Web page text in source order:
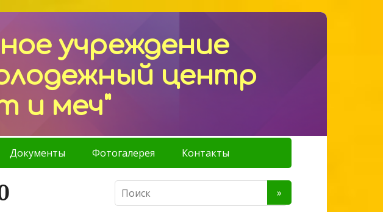
учреждение
центр
и меч"
Документы Фотогалерея Контакты